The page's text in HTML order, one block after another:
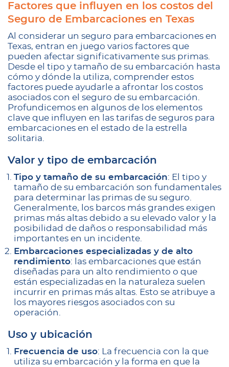
Factores que influyen en los costos del
Seguro de Embarcaciones en Texas
Al considerar un seguro para embarcaciones en
Texas, entran en juego varios factores que
pueden afectar significativamente sus primas.
Desde el tipo y tamaño de su embarcación hasta
cómo y dónde la utiliza, comprender estos
factores puede ayudarle a afrontar los costos
asociados con el seguro de su embarcación.
Profundicemos en algunos de los elementos
clave que influyen en las tarifas de seguros para
embarcaciones en el estado de la estrella
solitaria.
Valor y tipo de embarcación
Tipo y tamaño de su embarcación: El tipo y
tamaño de su embarcación son fundamentales
para determinar las primas de su seguro.
Generalmente, los barcos más grandes exigen
primas más altas debido a su elevado valor y la
posibilidad de daños o responsabilidad más
importantes en un incidente.
Embarcaciones especializadas y de alto
rendimiento: las embarcaciones que están
diseñadas para un alto rendimiento o que
están especializadas en la naturaleza suelen
incurrir en primas más altas. Esto se atribuye a
los mayores riesgos asociados con su
operación.
Uso y ubicación
Frecuencia de uso: La frecuencia con la que
utiliza su embarcación y la forma en que la